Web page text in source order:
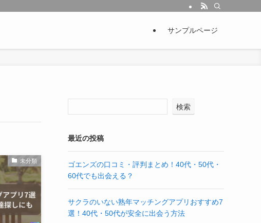
サンプルページ
未分類
検索
最近の投稿
ゴエンズの口コミ・評判まとめ！40代・50代・
60代でも出会える？
サクラのいない熟年マッチングアプリおすすめ7
選！40代・50代が安全に出会う方法